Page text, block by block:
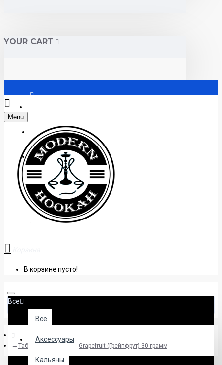
YOUR CART
Регистрация
+38 (095) 945 04 33
Menu
В корзине пусто!
Все
Все
Аксессуары
Кальяны
Табак Darkside Kalee Grapefruit (Грейпфрут) 30 грамм